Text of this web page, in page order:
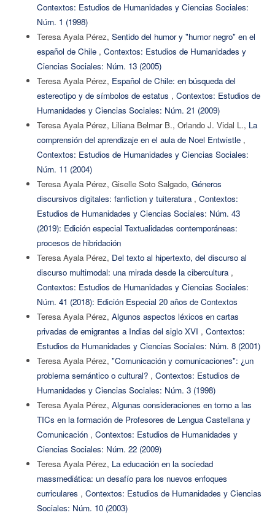
Contextos: Estudios de Humanidades y Ciencias Sociales:
Núm. 1 (1998)
Teresa Ayala Pérez, Sentido del humor y "humor negro" en el
español de Chile , Contextos: Estudios de Humanidades y
Ciencias Sociales: Núm. 13 (2005)
Teresa Ayala Pérez, Español de Chile: en búsqueda del
estereotipo y de símbolos de estatus , Contextos: Estudios de
Humanidades y Ciencias Sociales: Núm. 21 (2009)
Teresa Ayala Pérez, Liliana Belmar B., Orlando J. Vidal L., La
comprensión del aprendizaje en el aula de Noel Entwistle ,
Contextos: Estudios de Humanidades y Ciencias Sociales:
Núm. 11 (2004)
Teresa Ayala Pérez, Giselle Soto Salgado, Géneros
discursivos digitales: fanfiction y tuiteratura , Contextos:
Estudios de Humanidades y Ciencias Sociales: Núm. 43
(2019): Edición especial Textualidades contemporáneas:
procesos de hibridación
Teresa Ayala Pérez, Del texto al hipertexto, del discurso al
discurso multimodal: una mirada desde la cibercultura ,
Contextos: Estudios de Humanidades y Ciencias Sociales:
Núm. 41 (2018): Edición Especial 20 años de Contextos
Teresa Ayala Pérez, Algunos aspectos léxicos en cartas
privadas de emigrantes a Indias del siglo XVI , Contextos:
Estudios de Humanidades y Ciencias Sociales: Núm. 8 (2001)
Teresa Ayala Pérez, "Comunicación y comunicaciones": ¿un
problema semántico o cultural? , Contextos: Estudios de
Humanidades y Ciencias Sociales: Núm. 3 (1998)
Teresa Ayala Pérez, Algunas consideraciones en torno a las
TICs en la formación de Profesores de Lengua Castellana y
Comunicación , Contextos: Estudios de Humanidades y
Ciencias Sociales: Núm. 22 (2009)
Teresa Ayala Pérez, La educación en la sociedad
massmediática: un desafío para los nuevos enfoques
curriculares , Contextos: Estudios de Humanidades y Ciencias
Sociales: Núm. 10 (2003)